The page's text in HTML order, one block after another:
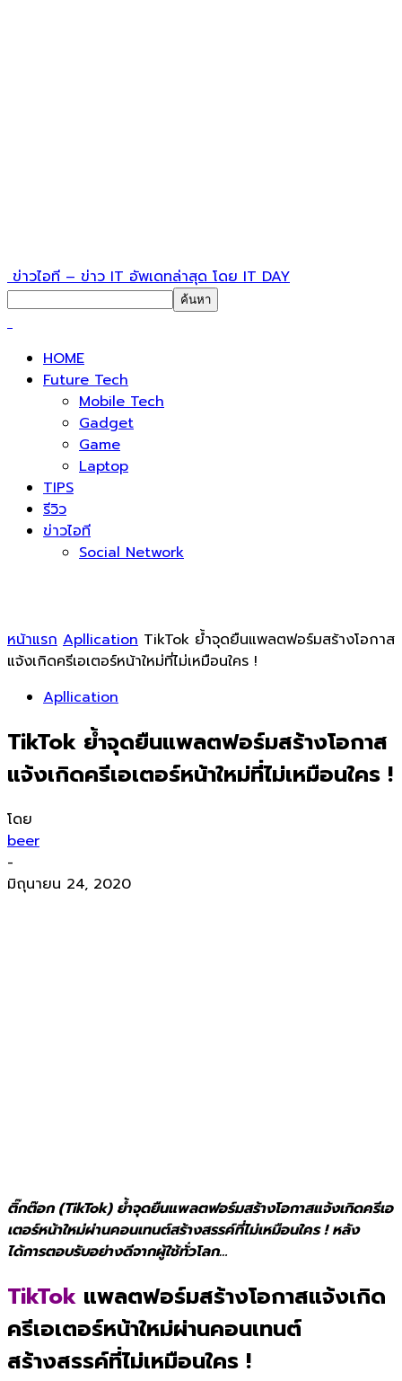
ข่าวไอที – ข่าว IT อัพเดทล่าสุด โดย IT DAY
HOME
Future Tech
Mobile Tech
Gadget
Game
Laptop
TIPS
รีวิว
ข่าวไอที
Social Network
หน้าแรก Apllication TikTok ย้ำจุดยืนแพลตฟอร์มสร้างโอกาส
แจ้งเกิดครีเอเตอร์หน้าใหม่ที่ไม่เหมือนใคร !
Apllication
TikTok ย้ำจุดยืนแพลตฟอร์มสร้างโอกาส
แจ้งเกิดครีเอเตอร์หน้าใหม่ที่ไม่เหมือนใคร !
โดย
beer
-
มิถุนายน 24, 2020
ติ๊กต๊อก (TikTok) ย้ำจุดยืนแพลตฟอร์มสร้างโอกาสแจ้งเกิดครีเอ
เตอร์หน้าใหม่ผ่านคอนเทนต์สร้างสรรค์ที่ไม่เหมือนใคร ! หลัง
ได้การตอบรับอย่างดีจากผู้ใช้ทั่วโลก…
TikTok แพลตฟอร์มสร้างโอกาสแจ้งเกิด
ครีเอเตอร์หน้าใหม่ผ่านคอนเทนต์
สร้างสรรค์ที่ไม่เหมือนใคร !